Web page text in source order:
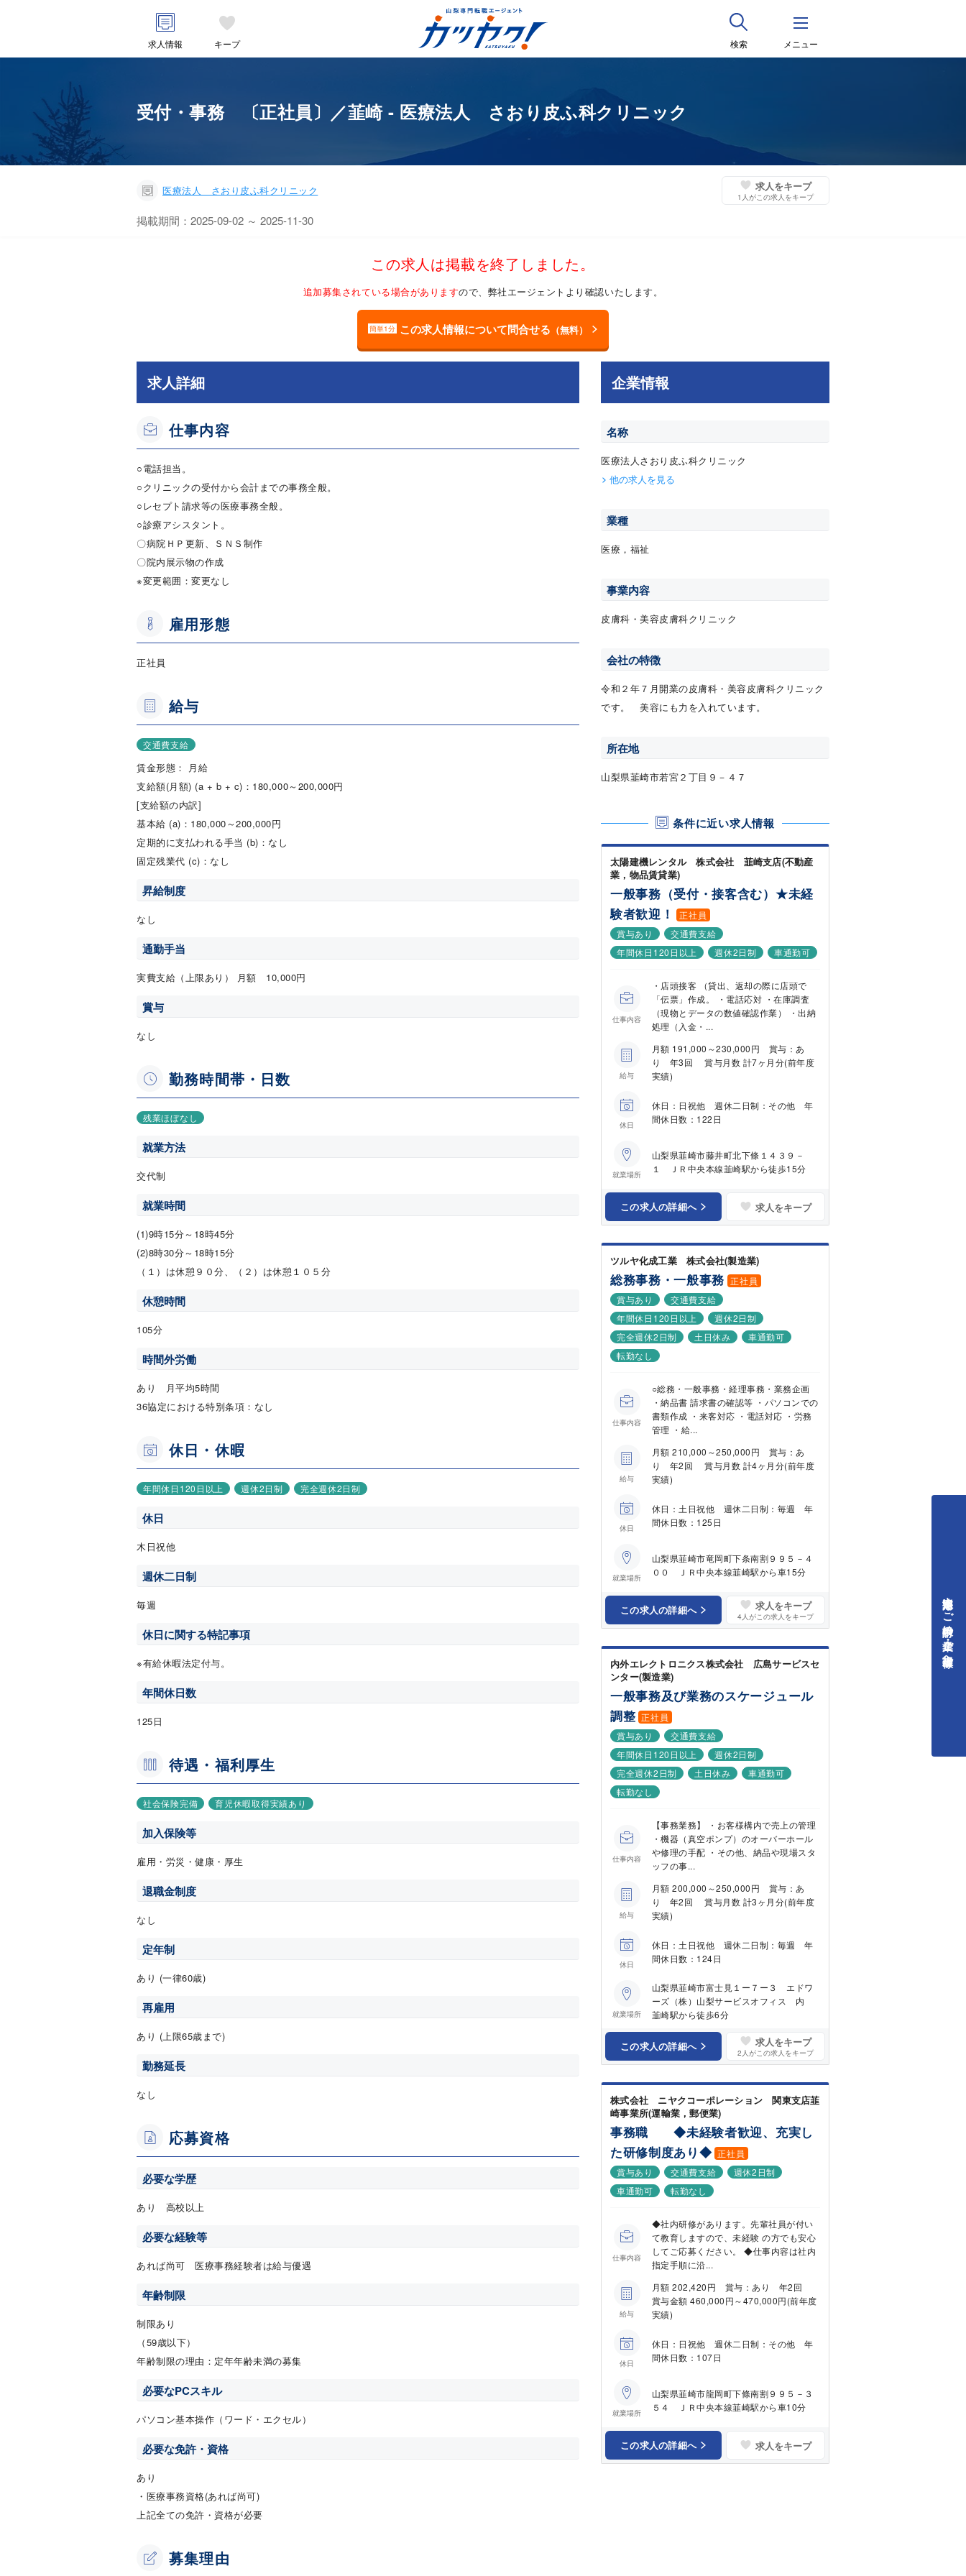
求人情報 キープ 検索 メニュー
受付・事務 〔正社員〕／韮崎 - 医療法人 さおり皮ふ科クリニック
医療法人 さおり皮ふ科クリニック 求人をキープ
1 人がこの求人をキープ
掲載期間：2025-09-02 ～ 2025-11-30
この求人は掲載を終了しました。
追加募集されている場合がありますので、弊社エージェントより確認いたします。
簡単1分 この求人情報について問合せる （無料）
求人詳細
仕事内容
○電話担当。
○クリニックの受付から会計までの事務全般。
○レセプト請求等の医療事務全般。
○診療アシスタント。
〇病院ＨＰ更新、ＳＮＳ制作
〇院内展示物の作成
※変更範囲：変更なし
雇用形態
正社員
給与
交通費支給
賃金形態： 月給
支給額(月額) (a + b + c)：180,000～200,000円
[支給額の内訳]
基本給 (a)：180,000～200,000円
定期的に支払われる手当 (b)：なし
固定残業代 (c)：なし
昇給制度
なし
通勤手当
実費支給（上限あり） 月額 10,000円
賞与
なし
勤務時間帯・日数
残業ほぼなし
就業方法
交代制
就業時間
(1)9時15分～18時45分
(2)8時30分～18時15分
（１）は休憩９０分、（２）は休憩１０５分
休憩時間
105分
時間外労働
あり 月平均5時間
36協定における特別条項：なし
休日・休暇
年間休日120日以上 週休2日制 完全週休2日制
休日
木日祝他
週休二日制
毎週
休日に関する特記事項
※有給休暇法定付与。
年間休日数
125日
待遇・福利厚生
社会保険完備 育児休暇取得実績あり
加入保険等
雇用・労災・健康・厚生
退職金制度
なし
定年制
あり (一律60歳)
再雇用
あり (上限65歳まで)
勤務延長
なし
応募資格
必要な学歴
あり 高校以上
必要な経験等
あれば尚可 医療事務経験者は給与優遇
年齢制限
制限あり
（59歳以下）
年齢制限の理由：定年年齢未満の募集
必要なPCスキル
パソコン基本操作（ワード・エクセル）
必要な免許・資格
あり
・医療事務資格(あれば尚可)
上記全ての免許・資格が必要
募集理由
企業情報
名称
医療法人さおり皮ふ科クリニック
他の求人を見る
業種
医療，福祉
事業内容
皮膚科・美容皮膚科クリニック
会社の特徴
令和２年７月開業の皮膚科・美容皮膚科クリニック
です。 美容にも力を入れています。
所在地
山梨県韮崎市若宮２丁目９－４７
条件に近い求人情報
太陽建機レンタル 株式会社 韮崎支店(不動産
業，物品賃貸業)
一般事務（受付・接客含む）★未経
験者歓迎！
正社員
賞与あり
交通費支給
年間休日120日以上
週休2日制 車通勤可
仕事内容
・店頭接客 （貸出、返却の際に店頭で
「伝票」作成。 ・電話応対 ・在庫調査
（現物とデータの数値確認作業） ・出納
処理（入金・...
給与
月額 191,000～230,000円 賞与：あ
り 年3回 賞与月数 計7ヶ月分(前年度
実績)
休日
休日：日祝他 週休二日制：その他 年
間休日数：122日
就業場所
山梨県韮崎市藤井町北下條１４３９－
１ ＪＲ中央本線韮崎駅から徒歩15分
この求人の詳細へ 求人をキープ
ツルヤ化成工業 株式会社(製造業)
総務事務・一般事務 正社員
賞与あり
交通費支給
年間休日120日以上
週休2日制
完全週休2日制
土日休み
車通勤可
転勤なし
仕事内容
○総務・一般事務・経理事務・業務企画
・納品書 請求書の確認等 ・パソコンでの
書類作成 ・来客対応 ・電話対応 ・労務
管理 ・給...
給与
月額 210,000～250,000円 賞与：あ
り 年2回 賞与月数 計4ヶ月分(前年度
実績)
休日
休日：土日祝他 週休二日制：毎週 年
間休日数：125日
就業場所
山梨県韮崎市竜岡町下条南割９９５－４
００ ＪＲ中央本線韮崎駅から車15分
この求人の詳細へ 求人をキープ
4 人がこの求人をキープ
内外エレクトロニクス株式会社 広島サービスセ
ンター(製造業)
一般事務及び業務のスケージュール
調整 正社員
賞与あり
交通費支給
年間休日120日以上
週休2日制
完全週休2日制
土日休み
車通勤可
転勤なし
仕事内容
【事務業務】 ・お客様構内で売上の管理
・機器（真空ポンプ）のオーバーホール
や修理の手配 ・その他、納品や現場スタ
ッフの事...
給与
月額 200,000～250,000円 賞与：あ
り 年2回 賞与月数 計3ヶ月分(前年度
実績)
休日
休日：土日祝他 週休二日制：毎週 年
間休日数：124日
就業場所
山梨県韮崎市富士見１ー７ー３ エドワ
ーズ（株）山梨サービスオフィス 内
韮崎駅から徒歩6分
この求人の詳細へ 求人をキープ
2 人がこの求人をキープ
株式会社 ニヤクコーポレーション 関東支店韮
崎事業所(運輸業，郵便業)
事務職 ◆未経験者歓迎、充実し
た研修制度あり◆ 正社員
賞与あり
交通費支給
週休2日制
車通勤可
転勤なし
仕事内容
◆社内研修があります。先輩社員が付い
て教育しますので、未経験 の方でも安心
してご応募ください。 ◆仕事内容は社内
指定手順に沿...
給与
月額 202,420円 賞与：あり 年2回
賞与金額 460,000円～470,000円(前年度
実績)
休日
休日：日祝他 週休二日制：その他 年
間休日数：107日
就業場所
山梨県韮崎市龍岡町下條南割９９５－３
５４ ＪＲ中央本線韮崎駅から車10分
この求人の詳細へ 求人をキープ
中途採用をご検討中の企業・ご担当者様へ